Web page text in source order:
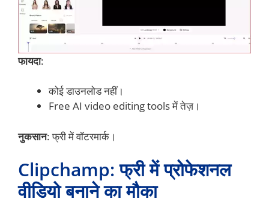
फायदा:
कोई डाउनलोड नहीं।
Free AI video editing tools में तेज़।
नुकसान: फ्री में वॉटरमार्क।
Clipchamp: फ्री में प्रोफेशनल
वीडियो बनाने का मौका